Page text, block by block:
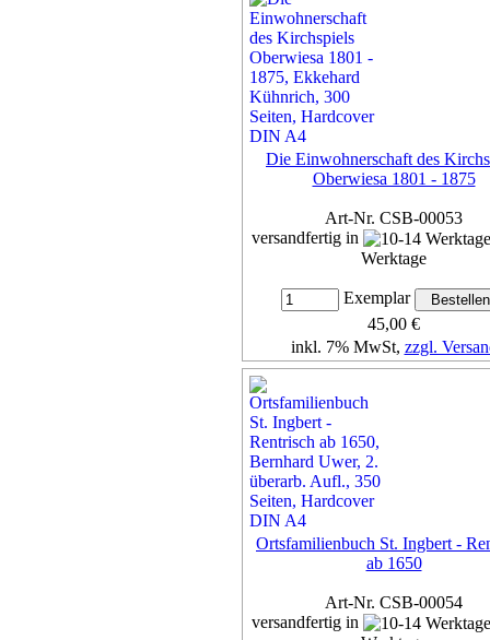
Die Einwohnerschaft des
Oberwiesa 1801 - 1875
Art-Nr. CSB-00053
versandfertig in
Werktage
Exemplar
45,00 €
inkl. 7% MwSt, zzgl.
Ortsfamilienbuch St. Ingbert -
ab 1650
Art-Nr. CSB-00054
versandfertig in